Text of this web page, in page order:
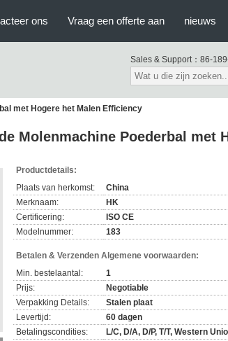
ons Vraag een offerte aan nieuws
Sales & Support： 86-
met Hogere het Malen Efficiency
Molenmachine Poederbal met
Productdetails:
Plaats van herkomst:
China
Merknaam:
HK
Certificering:
ISO CE
Modelnummer:
183
Betalen & Verzenden Algemene voorwaarden:
Min. bestelaantal:
1
Prijs:
Negotiable
Verpakking Details:
Stalen plaat
Levertijd:
60 dagen
Betalingscondities:
L/C, D/A, D/P, T/T, Western